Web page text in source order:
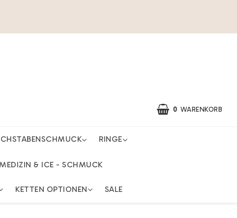
0 WARENKORB
RINGE
MEDIZIN & ICE - SCHMUCK
KETTEN OPTIONEN SALE